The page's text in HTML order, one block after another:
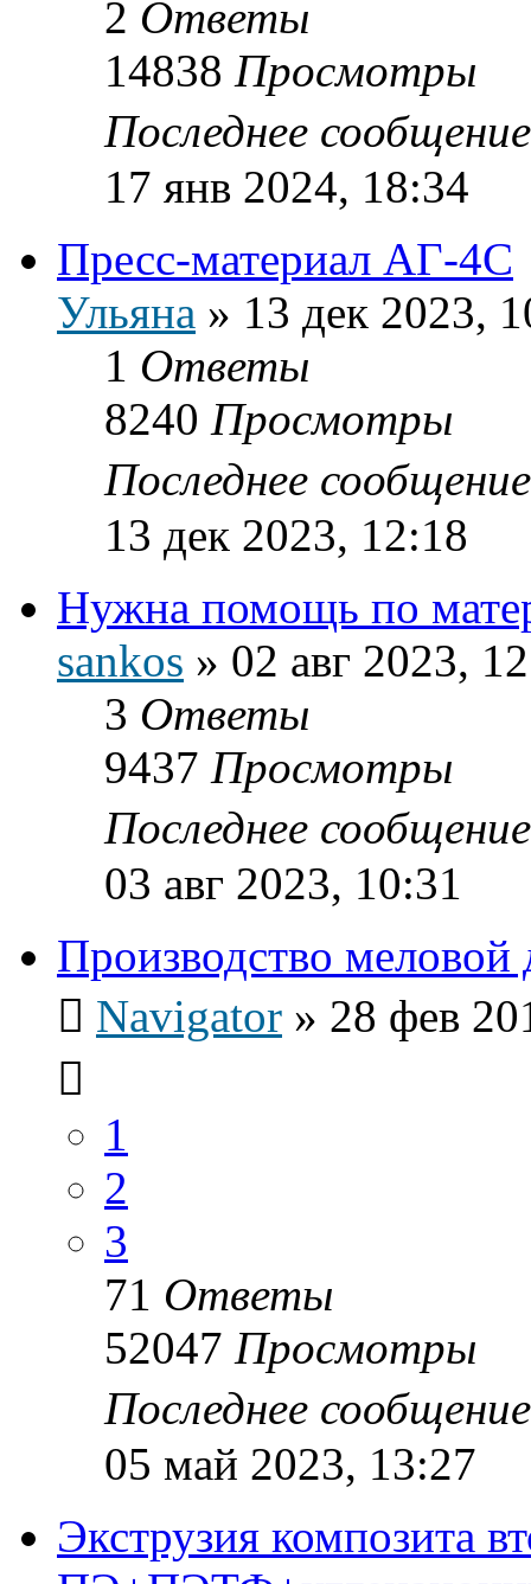
2 Ответы
14838 Просмотры
Последнее
17 янв 2024, 18:34
Пресс-материал АГ-4С
Ульяна » 13 дек 2023,
1 Ответы
8240 Просмотры
Последнее
13 дек 2023, 12:18
Нужна помощь по
sankos » 02 авг 2023,
3 Ответы
9437 Просмотры
Последнее
03 авг 2023, 10:31
Производство
Navigator » 28 фев
1
2
3
71 Ответы
52047 Просмотры
Последнее
05 май 2023, 13:27
Экструзия композита